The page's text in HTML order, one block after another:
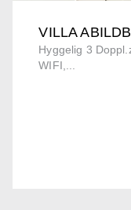
VILLA
Hyggelig 3
WIFI,...